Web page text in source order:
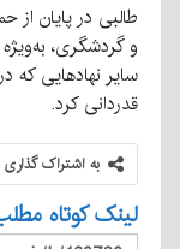
طالبی در پایان
و گردشگری،
سایر نهادهایی که
قدردانی کرد.
به اشتراک گذاری
لینک کوتاه